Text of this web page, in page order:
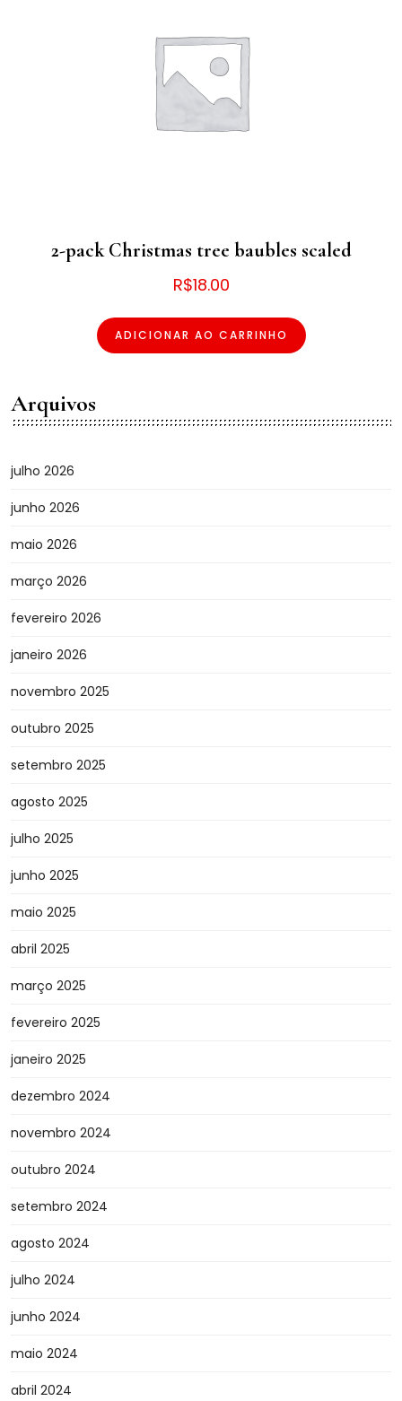
2-pack Christmas tree baubles scaled
R$18.00
ADICIONAR AO CARRINHO
Arquivos
julho 2026
junho 2026
maio 2026
março 2026
fevereiro 2026
janeiro 2026
novembro 2025
outubro 2025
setembro 2025
agosto 2025
julho 2025
junho 2025
maio 2025
abril 2025
março 2025
fevereiro 2025
janeiro 2025
dezembro 2024
novembro 2024
outubro 2024
setembro 2024
agosto 2024
julho 2024
junho 2024
maio 2024
abril 2024